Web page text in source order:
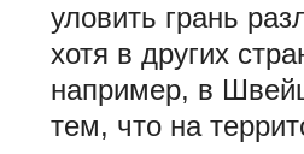
уловить грань
хотя в других
например, в
тем, что на